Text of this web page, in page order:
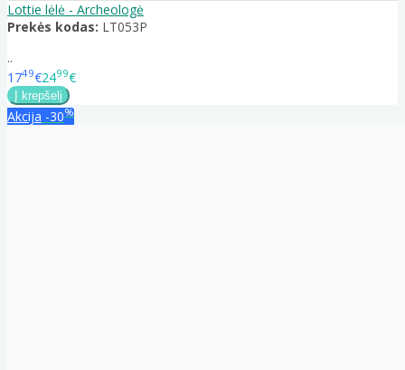
Lottie lėlė - Archeologė
Prekės kodas: LT053P
..
1749€2499€
Akcija -30%